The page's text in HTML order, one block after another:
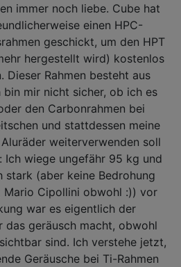
immer noch liebe. Cube hat
einen HPC-
geschickt, um den HPT
hergestellt wird) kostenlos
Dieser Rahmen besteht aus
bin mir nicht sicher, ob ich es
den Carbonrahmen bei
und stattdessen meine
weiterverwenden soll
Ich wiege ungefähr 95 kg und
stark (aber keine Bedrohung
Mario Cipollini obwohl :)) vor
war es eigentlich der
das geräusch macht, obwohl
sind. Ich verstehe jetzt,
Geräusche bei Ti-Rahmen